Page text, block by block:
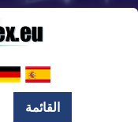
القائمة